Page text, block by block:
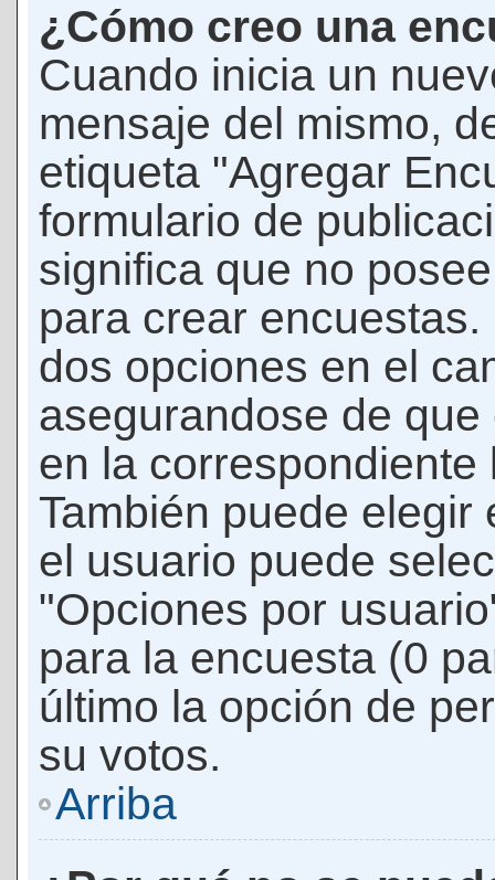
¿Cómo creo una
Cuando inicia un
mensaje del mismo,
etiqueta "Agregar
formulario de
significa que no
para crear
dos opciones en el
asegurandose de
en la
También puede
el usuario puede
"Opciones por
para la encuesta (0
último la opción de
su votos.
Arriba